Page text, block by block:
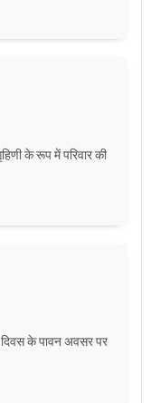
के रूप में परिवार की
के पावन अवसर पर